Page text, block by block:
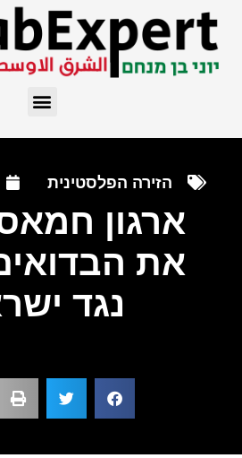
הזירה הפלסטינית
ארגון
את
נגד